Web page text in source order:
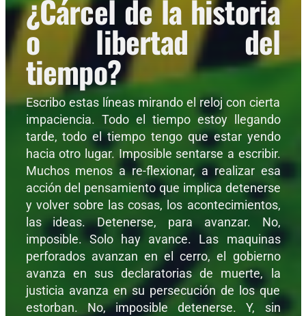
¿Cárcel de la historia
o libertad del
tiempo?
Escribo estas líneas mirando el reloj con cierta
impaciencia. Todo el tiempo estoy llegando
tarde, todo el tiempo tengo que estar yendo
hacia otro lugar. Imposible sentarse a escribir.
Muchos menos a re-flexionar, a realizar esa
acción del pensamiento que implica detenerse
y volver sobre las cosas, los acontecimientos,
las ideas. Detenerse, para avanzar. No,
imposible. Solo hay avance. Las maquinas
perforados avanzan en el cerro, el gobierno
avanza en sus declaratorias de muerte, la
justicia avanza en su persecución de los que
estorban. No, imposible detenerse. Y, sin